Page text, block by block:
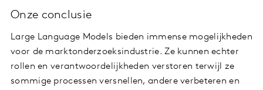
Onze conclusie
Large Language Models bieden immense mogelijkheden
voor de marktonderzoeksindustrie. Ze kunnen echter
rollen en verantwoordelijkheden verstoren terwijl ze
sommige processen versnellen, andere verbeteren en